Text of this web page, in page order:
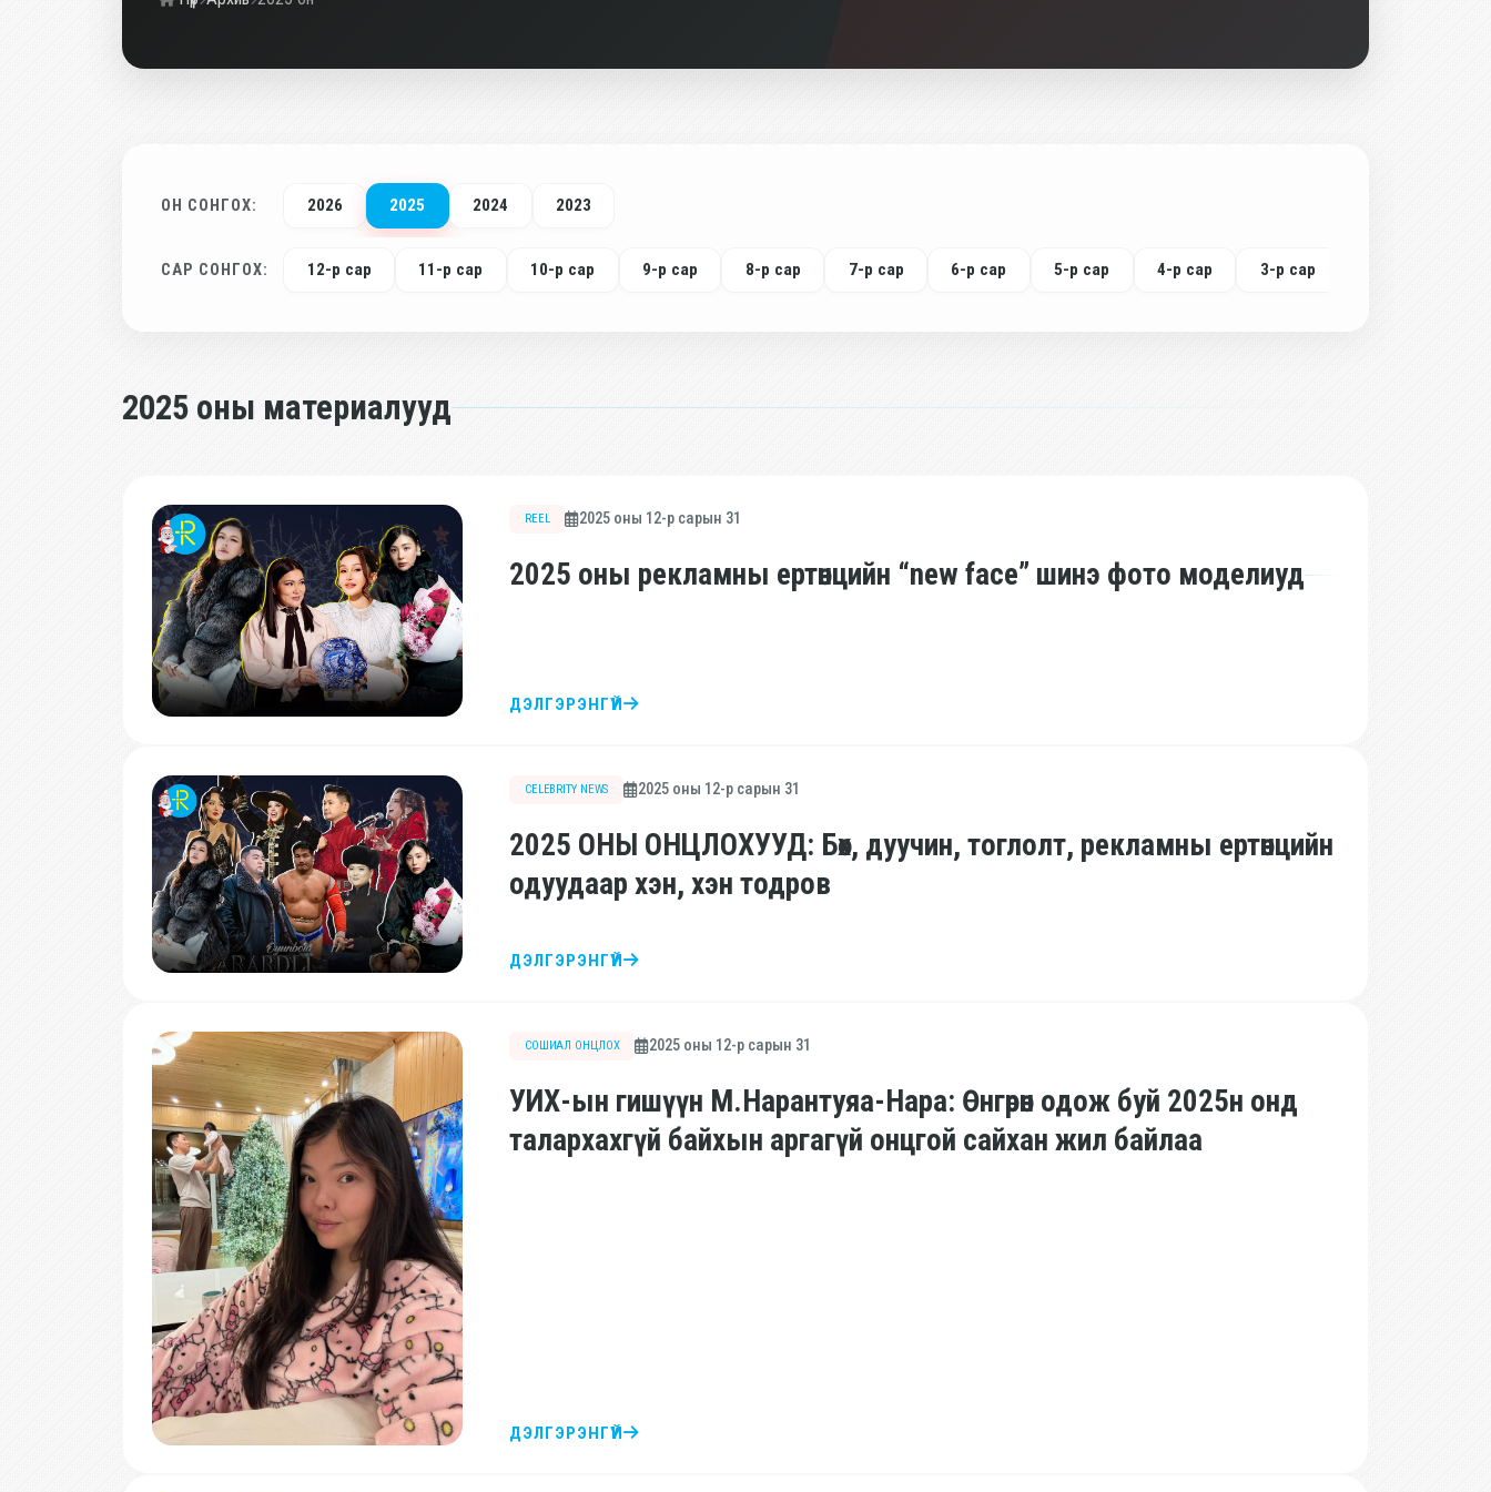
ОН СОНГОХ: 2026 2025 2024 2023
САР СОНГОХ: 12-р сар 11-р сар 10-р сар 9-р сар 8-р сар 7-р сар 6-р сар 5-р сар 4-р сар 3-р сар
2025 оны материалууд
REEL 2025 оны 12-р сарын 31
2025 оны рекламны ертөнцийн “new face” шинэ фото моделиуд
ДЭЛГЭРЭНГҮЙ
CELEBRITY NEWS 2025 оны 12-р сарын 31
2025 ОНЫ ОНЦЛОХУУД: Бөх, дуучин, тоглолт, рекламны ертөнцийн
одуудаар хэн, хэн тодров
ДЭЛГЭРЭНГҮЙ
СОШИАЛ ОНЦЛОХ 2025 оны 12-р сарын 31
УИХ-ын гишүүн М.Нарантуяа-Нара: Өнгөрөн одож буй 2025н онд
талархахгүй байхын аргагүй онцгой сайхан жил байлаа
ДЭЛГЭРЭНГҮЙ